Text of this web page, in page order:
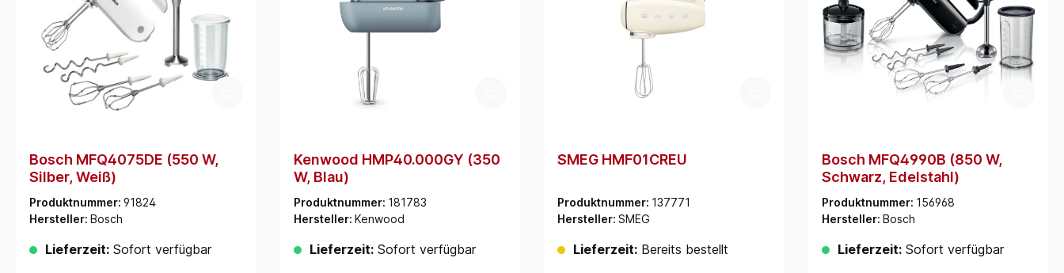
Bosch MFQ4075DE (550 W,
Silber, Weiß)
Produktnummer: 91824
Hersteller: Bosch
Lieferzeit: Sofort verfügbar
Kenwood HMP40.000GY (350
W, Blau)
Produktnummer: 181783
Hersteller: Kenwood
Lieferzeit:Sofort verfügbar
SMEG HMF01CREU
Produktnummer: 137771
Hersteller: SMEG
Lieferzeit: Bereits bestellt
Bosch MFQ4990B (850 W,
Schwarz, Edelstahl)
Produktnummer: 156968
Hersteller: Bosch
Lieferzeit:Sofort verfügbar